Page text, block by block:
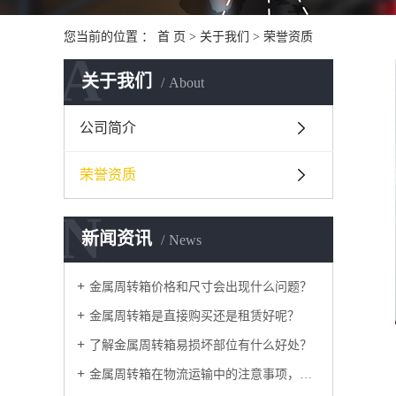
您当前的位置 ： 首 页 > 关于我们 > 荣誉资质
关于我们 About
A
公司简介
荣誉资质
新闻资讯 News
N
金属周转箱价格和尺寸会出现什么问题？
金属周转箱是直接购买还是租赁好呢？
了解金属周转箱易损坏部位有什么好处？
金属周转箱在物流运输中的注意事项，如何采购？